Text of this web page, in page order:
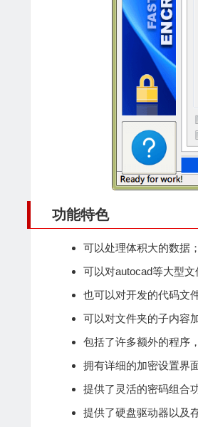
功能特色
可以处理体积大的数据；
可以对autocad等大型文
也可以对开发的代码文
可以对文件夹的子内容
包括了许多额外的程序
拥有详细的加密设置界
提供了灵活的密码组合
提供了硬盘驱动器以及